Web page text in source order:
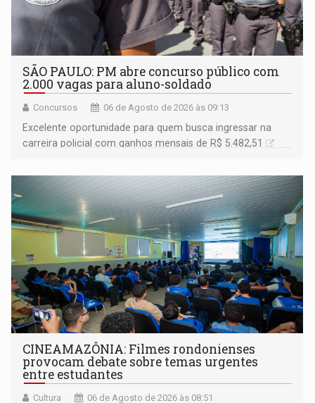
SÃO PAULO: PM abre concurso público com
2.000 vagas para aluno-soldado
Concursos 06 de Agosto de 2026 às 09:13
Excelente oportunidade para quem busca ingressar na
carreira policial com ganhos mensais de R$ 5.482,51
CINEAMAZÔNIA: Filmes rondonienses
provocam debate sobre temas urgentes
entre estudantes
Cultura 06 de Agosto de 2026 às 08:51